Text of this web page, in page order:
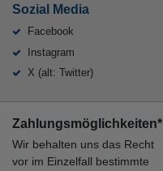
Sozial Media
Facebook
Instagram
X (alt: Twitter)
Zahlungsmöglichkeiten*
Wir behalten uns das Recht
vor im Einzelfall bestimmte